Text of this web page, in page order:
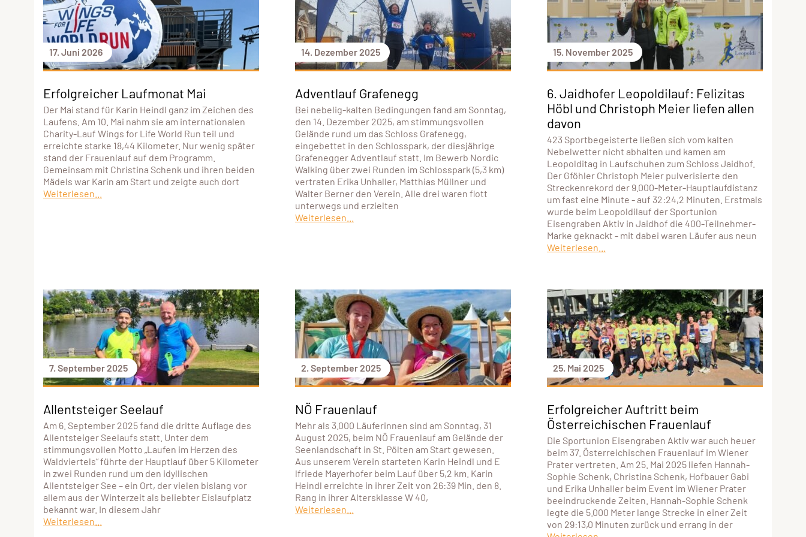
17. Juni 2026
Erfolgreicher Laufmonat Mai
Der Mai stand für Karin Heindl ganz im Zeichen des
Laufens. Am 10. Mai nahm sie am internationalen
Charity-Lauf Wings for Life World Run teil und
erreichte starke 18,44 Kilometer. Nur wenig später
stand der Frauenlauf auf dem Programm.
Gemeinsam mit Christina Schenk und ihren beiden
Mädels war Karin am Start und zeigte auch dort
Weiterlesen...
14. Dezember 2025
Adventlauf Grafenegg
Bei nebelig-kalten Bedingungen fand am Sonntag,
den 14. Dezember 2025, am stimmungsvollen
Gelände rund um das Schloss Grafenegg,
eingebettet in den Schlosspark, der diesjährige
Grafenegger Adventlauf statt. Im Bewerb Nordic
Walking über zwei Runden im Schlosspark (5,3 km)
vertraten Erika Unhaller, Matthias Müllner und
Walter Berner den Verein. Alle drei waren flott
unterwegs und erzielten
Weiterlesen...
15. November 2025
6. Jaidhofer Leopoldilauf: Felizitas
Höbl und Christoph Meier liefen allen
davon
423 Sportbegeisterte ließen sich vom kalten
Nebelwetter nicht abhalten und kamen am
Leopolditag in Laufschuhen zum Schloss Jaidhof.
Der Gföhler Christoph Meier pulverisierte den
Streckenrekord der 9.000-Meter-Hauptlaufdistanz
um fast eine Minute - auf 32:24,2 Minuten. Erstmals
wurde beim Leopoldilauf der Sportunion
Eisengraben Aktiv in Jaidhof die 400-Teilnehmer-
Marke geknackt - mit dabei waren Läufer aus neun
Weiterlesen...
7. September 2025
Allentsteiger Seelauf
Am 6. September 2025 fand die dritte Auflage des
Allentsteiger Seelaufs statt. Unter dem
stimmungsvollen Motto „Laufen im Herzen des
Waldviertels“ führte der Hauptlauf über 5 Kilometer
in zwei Runden rund um den idyllischen
Allentsteiger See – ein Ort, der vielen bislang vor
allem aus der Winterzeit als beliebter Eislaufplatz
bekannt war. In diesem Jahr
Weiterlesen...
2. September 2025
NÖ Frauenlauf
Mehr als 3.000 Läuferinnen sind am Sonntag, 31
August 2025, beim NÖ Frauenlauf am Gelände der
Seenlandschaft in St. Pölten am Start gewesen.
Aus unserem Verein starteten Karin Heindl und E
lfriede Mayerhofer beim Lauf über 5,2 km. Karin
Heindl erreichte in ihrer Zeit von 26:39 Min. den 8.
Rang in ihrer Altersklasse W 40,
Weiterlesen...
25. Mai 2025
Erfolgreicher Auftritt beim
Österreichischen Frauenlauf
Die Sportunion Eisengraben Aktiv war auch heuer
beim 37. Österreichischen Frauenlauf im Wiener
Prater vertreten. Am 25. Mai 2025 liefen Hannah-
Sophie Schenk, Christina Schenk, Hofbauer Gabi
und Erika Unhaller beim Event im Wiener Prater
beeindruckende Zeiten. Hannah-Sophie Schenk
legte die 5.000 Meter lange Strecke in einer Zeit
von 29:13,0 Minuten zurück und errang in der